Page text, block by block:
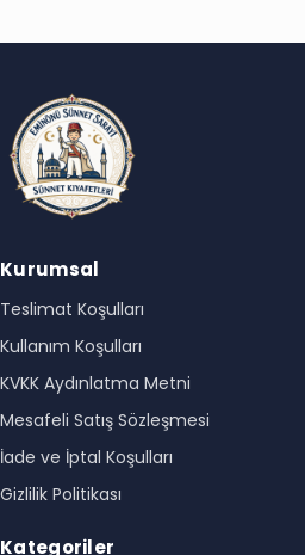
Kurumsal
Teslimat Koşulları
Kullanım Koşulları
KVKK Aydınlatma Metni
Mesafeli Satış Sözleşmesi
İade ve İptal Koşulları
Gizlilik Politikası
Kategoriler